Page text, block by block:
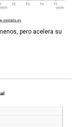
pero acelera su